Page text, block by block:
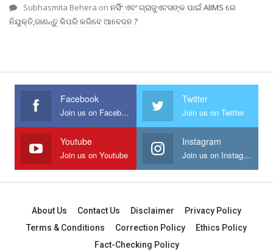
Subhasmita Behera on ନର୍ସିଂ ଏବଂ ଗ୍ରାଜୁଏଟସଙ୍କ ପାଇଁ AIIMS ରେ
ନିଯୁକ୍ତି,ଜାଣନ୍ତୁ କିପରି କରିବେ ଆବେଦନ ?
Facebook
Join us on Facebook
Twitter
Join us on Twitter
Youtube
Join us on Youtube
Instagram
Join us on Instagram
About Us Contact Us Disclaimer
Privacy Policy
Terms & Conditions
Correction Policy
Ethics Policy
Fact-Checking Policy